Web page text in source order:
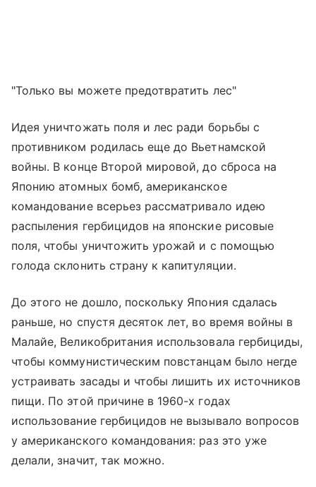
"Только вы можете предотвратить лес"
Идея уничтожать поля и лес ради борьбы с
противником родилась еще до Вьетнамской
войны. В конце Второй мировой, до сброса на
Японию атомных бомб, американское
командование всерьез рассматривало идею
распыления гербицидов на японские рисовые
поля, чтобы уничтожить урожай и с помощью
голода склонить страну к капитуляции.
До этого не дошло, поскольку Япония сдалась
раньше, но спустя десяток лет, во время войны в
Малайе, Великобритания использовала гербициды,
чтобы коммунистическим повстанцам было негде
устраивать засады и чтобы лишить их источников
пищи. По этой причине в 1960-х годах
использование гербицидов не вызывало вопросов
у американского командования: раз это уже
делали, значит, так можно.